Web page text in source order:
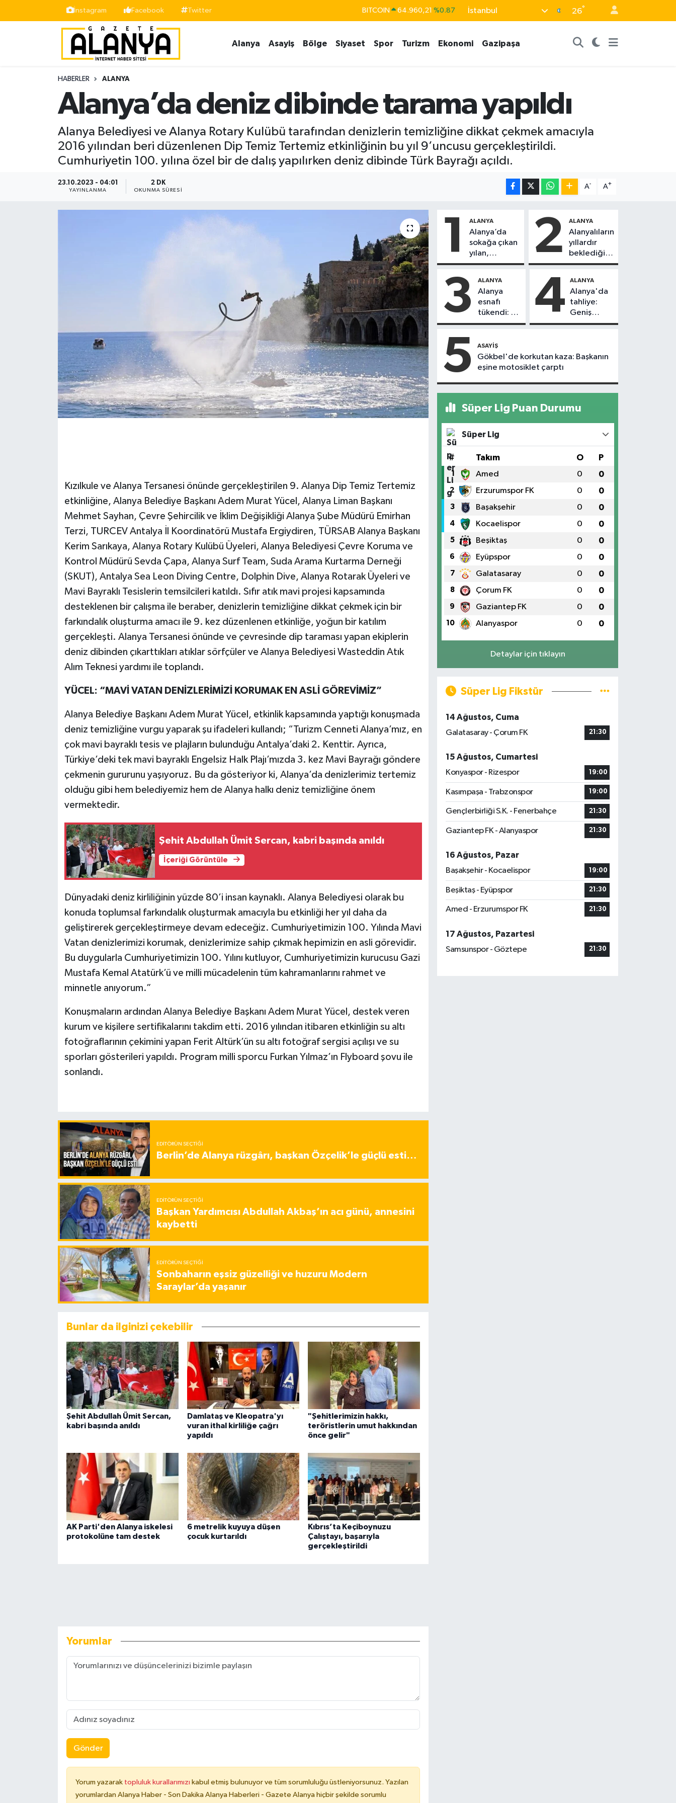
İnstagram Facebook Twitter BITCOIN 64.960,21 %0.87
EURO 55,2510 %0.32
BİST100 13.779 %-14
İstanbul 26°
Alanya Asayiş Bölge Siyaset Spor Turizm Ekonomi Gazipaşa
HABERLER ALANYA
Alanya’da deniz dibinde tarama yapıldı
Alanya Belediyesi ve Alanya Rotary Kulübü tarafından denizlerin temizliğine dikkat çekmek amacıyla
2016 yılından beri düzenlenen Dip Temiz Tertemiz etkinliğinin bu yıl 9’uncusu gerçekleştirildi.
Cumhuriyetin 100. yılına özel bir de dalış yapılırken deniz dibinde Türk Bayrağı açıldı.
23.10.2023 - 04:01
YAYINLANMA
2 DK
OKUNMA SÜRESI
A- A+
Kızılkule ve Alanya Tersanesi önünde gerçekleştirilen 9. Alanya Dip Temiz Tertemiz
etkinliğine, Alanya Belediye Başkanı Adem Murat Yücel, Alanya Liman Başkanı
Mehmet Sayhan, Çevre Şehircilik ve İklim Değişikliği Alanya Şube Müdürü Emirhan
Terzi, TURCEV Antalya İl Koordinatörü Mustafa Ergiydiren, TÜRSAB Alanya Başkanı
Kerim Sarıkaya, Alanya Rotary Kulübü Üyeleri, Alanya Belediyesi Çevre Koruma ve
Kontrol Müdürü Sevda Çapa, Alanya Surf Team, Suda Arama Kurtarma Derneği
(SKUT), Antalya Sea Leon Diving Centre, Dolphin Dive, Alanya Rotarak Üyeleri ve
Mavi Bayraklı Tesislerin temsilcileri katıldı. Sıfır atık mavi projesi kapsamında
desteklenen bir çalışma ile beraber, denizlerin temizliğine dikkat çekmek için bir
farkındalık oluşturma amacı ile 9. kez düzenlenen etkinliğe, yoğun bir katılım
gerçekleşti. Alanya Tersanesi önünde ve çevresinde dip taraması yapan ekiplerin
deniz dibinden çıkarttıkları atıklar sörfçüler ve Alanya Belediyesi Wasteddin Atık
Alım Teknesi yardımı ile toplandı.
YÜCEL: “MAVİ VATAN DENİZLERİMİZİ KORUMAK EN ASLİ GÖREVİMİZ”
Alanya Belediye Başkanı Adem Murat Yücel, etkinlik kapsamında yaptığı konuşmada
deniz temizliğine vurgu yaparak şu ifadeleri kullandı; “Turizm Cenneti Alanya’mız, en
çok mavi bayraklı tesis ve plajların bulunduğu Antalya’daki 2. Kenttir. Ayrıca,
Türkiye’deki tek mavi bayraklı Engelsiz Halk Plajı’mızda 3. kez Mavi Bayrağı göndere
çekmenin gururunu yaşıyoruz. Bu da gösteriyor ki, Alanya’da denizlerimiz tertemiz
olduğu gibi hem belediyemiz hem de Alanya halkı deniz temizliğine önem
vermektedir.
Şehit Abdullah Ümit Sercan, kabri başında anıldı
İçeriği Görüntüle
Dünyadaki deniz kirliliğinin yüzde 80’i insan kaynaklı. Alanya Belediyesi olarak bu
konuda toplumsal farkındalık oluşturmak amacıyla bu etkinliği her yıl daha da
geliştirerek gerçekleştirmeye devam edeceğiz. Cumhuriyetimizin 100. Yılında Mavi
Vatan denizlerimizi korumak, denizlerimize sahip çıkmak hepimizin en asli görevidir.
Bu duygularla Cumhuriyetimizin 100. Yılını kutluyor, Cumhuriyetimizin kurucusu Gazi
Mustafa Kemal Atatürk’ü ve milli mücadelenin tüm kahramanlarını rahmet ve
minnetle anıyorum.”
Konuşmaların ardından Alanya Belediye Başkanı Adem Murat Yücel, destek veren
kurum ve kişilere sertifikalarını takdim etti. 2016 yılından itibaren etkinliğin su altı
fotoğraflarının çekimini yapan Ferit Altürk’ün su altı fotoğraf sergisi açılışı ve su
sporları gösterileri yapıldı. Program milli sporcu Furkan Yılmaz’ın Flyboard şovu ile
sonlandı.
EDITÖRÜN SEÇTIĞI
Berlin’de Alanya rüzgârı, başkan Özçelik’le güçlü esti…
EDITÖRÜN SEÇTIĞI
Başkan Yardımcısı Abdullah Akbaş’ın acı günü, annesini
kaybetti
EDITÖRÜN SEÇTIĞI
Sonbaharın eşsiz güzelliği ve huzuru Modern
Saraylar’da yaşanır
Bunlar da ilginizi çekebilir
Şehit Abdullah Ümit Sercan,
kabri başında anıldı
Damlataş ve Kleopatra'yı
vuran ithal kirliliğe çağrı
yapıldı
"Şehitlerimizin hakkı,
teröristlerin umut hakkından
önce gelir"
AK Parti'den Alanya iskelesi
protokolüne tam destek
6 metrelik kuyuya düşen
çocuk kurtarıldı
Kıbrıs’ta Keçiboynuzu
Çalıştayı, başarıyla
gerçekleştirildi
Yorumlar
Gönder
Yorum yazarak topluluk kurallarımızı kabul etmiş bulunuyor ve tüm sorumluluğu üstleniyorsunuz. Yazılan
yorumlardan Alanya Haber - Son Dakika Alanya Haberleri - Gazete Alanya hiçbir şekilde sorumlu
1 ALANYA
Alanya’da
sokağa çıkan
yılan,
vatandaşı
2 ALANYA
Alanyalıların
yıllardır
beklediği
yol askıdan
3 ALANYA
Alanya
esnafı
tükendi: 1
ayda 150
kapandı
4 ALANYA
Alanya'da
tahliye:
Geniş
güvenlik
5 ASAYIŞ
Gökbel'de korkutan kaza: Başkanın
eşine motosiklet çarptı
Süper Lig Puan Durumu
Süper Lig
# Takım O P
1 Amed 0 0
2 Erzurumspor FK 0 0
3 Başakşehir 0 0
4 Kocaelispor 0 0
5 Beşiktaş 0 0
6 Eyüpspor 0 0
7 Galatasaray 0 0
8 Çorum FK 0 0
9 Gaziantep FK 0 0
10 Alanyaspor 0 0
Detaylar için tıklayın
Süper Lig Fikstür
14 Ağustos, Cuma
Galatasaray - Çorum FK
21:30
15 Ağustos, Cumartesi
Konyaspor - Rizespor
19:00
Kasımpaşa - Trabzonspor 19:00
Gençlerbirliği S.K. - Fenerbahçe 21:30
Gaziantep FK - Alanyaspor 21:30
16 Ağustos, Pazar
Başakşehir - Kocaelispor
19:00
Beşiktaş - Eyüpspor 21:30
Amed - Erzurumspor FK 21:30
17 Ağustos, Pazartesi
Samsunspor - Göztepe
21:30
Siyaset
İstanbul Nöbetçi Eczaneler
İstanbul Hava Durumu
Süper Lig Puan Durumu ve Fikstür
Tüm Manşetler
Son Dakika Haberleri
Haber Arşivi